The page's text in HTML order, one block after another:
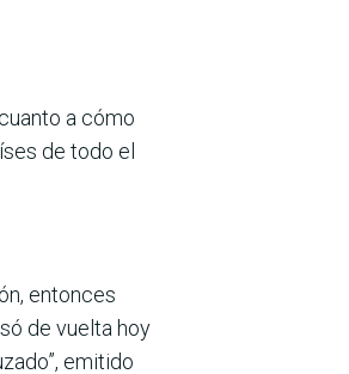
a cómo
de todo el
entonces
de vuelta hoy
emitido